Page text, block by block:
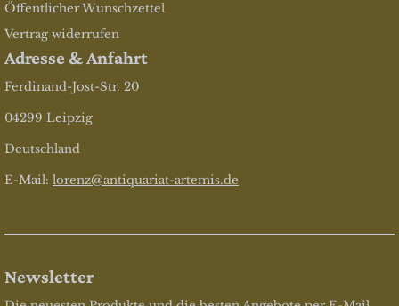
Öffentlicher Wunschzettel
Vertrag widerrufen
Adresse & Anfahrt
Ferdinand-Jost-Str. 20
04299 Leipzig
Deutschland
E-Mail: lorenz@antiquariat-artemis.de
Newsletter